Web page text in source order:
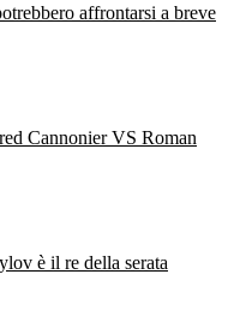
affrontarsi a breve
Cannonier VS Roman
è il re della serata